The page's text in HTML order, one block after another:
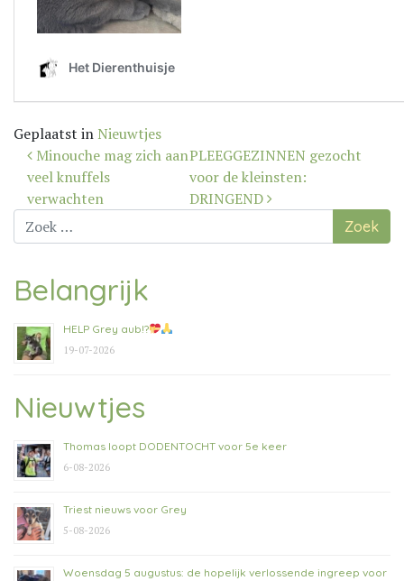
Geplaatst in Nieuwtjes
Bericht
navigatie
Minouche mag zich aan
veel knuffels
verwachten
PLEEGGEZINNEN gezocht
voor de kleinsten:
DRINGEND
Zoek
naar:
Belangrijk
HELP Grey aub!?
19-07-2026
Nieuwtjes
Thomas loopt DODENTOCHT voor 5e keer
6-08-2026
Triest nieuws voor Grey
5-08-2026
Woensdag 5 augustus: de hopelijk verlossende ingreep voor